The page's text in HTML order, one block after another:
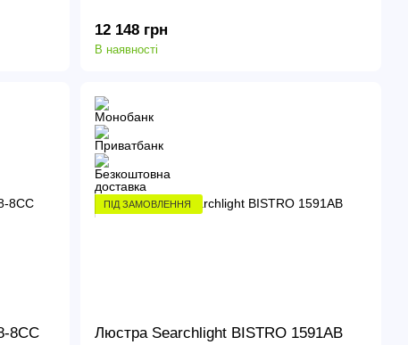
12 148 грн
В наявності
8CC
ПІД ЗАМОВЛЕННЯ
Люстра Searchlight BISTRO 1591AB